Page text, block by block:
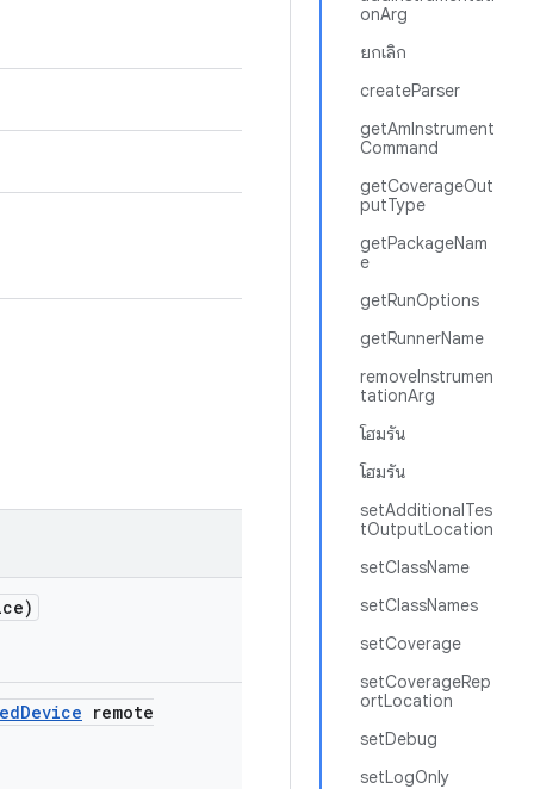
onArg
ยกเลิก
createParser
getAmInstrument
Command
getCoverageOut
putType
getPackageNam
e
getRunOptions
getRunnerName
removeInstrumen
tationArg
โฮมรัน
โฮมรัน
setAdditionalTes
tOutputLocation
setClassName
setClassNames
setCoverage
setCoverageRep
ortLocation
setDebug
setLogOnly
Device remote